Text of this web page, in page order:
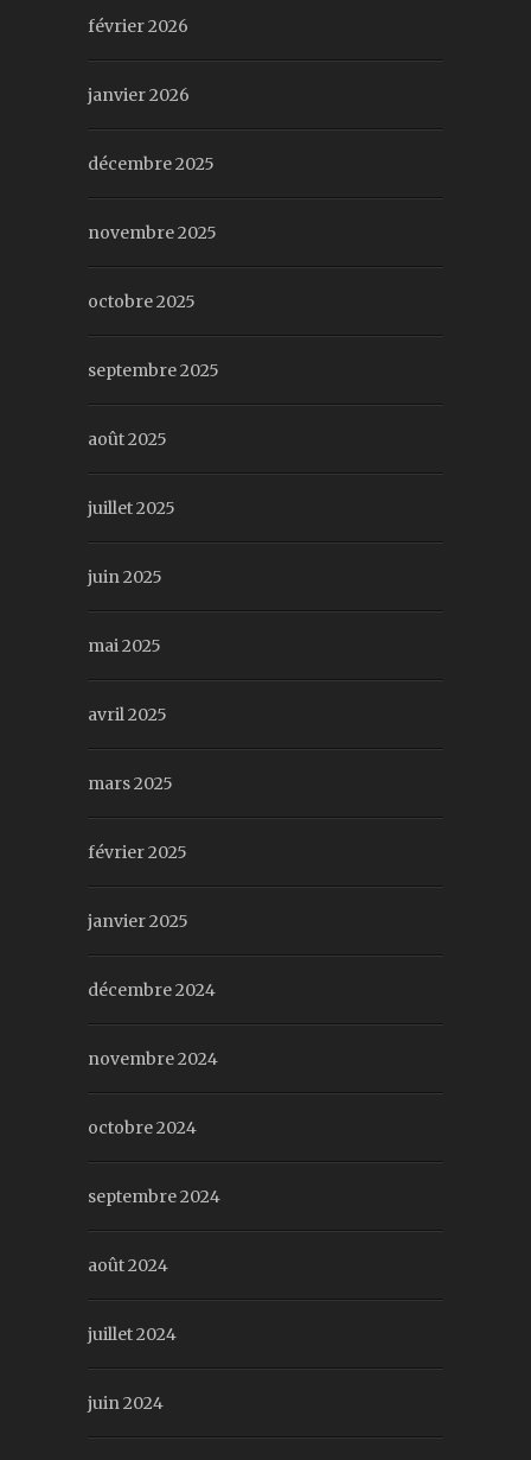
février 2026
janvier 2026
décembre 2025
novembre 2025
octobre 2025
septembre 2025
août 2025
juillet 2025
juin 2025
mai 2025
avril 2025
mars 2025
février 2025
janvier 2025
décembre 2024
novembre 2024
octobre 2024
septembre 2024
août 2024
juillet 2024
juin 2024